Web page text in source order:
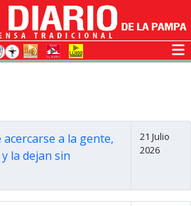
a la gente,
la dejan sin
21 Julio
2026